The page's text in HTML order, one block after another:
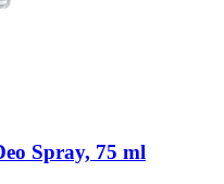
Spray, 75 ml